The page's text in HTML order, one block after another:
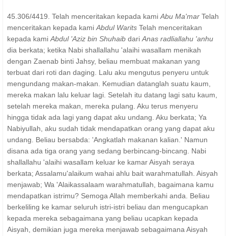
45.306/4419. Telah menceritakan kepada kami Abu Ma'mar Telah
menceritakan kepada kami Abdul Warits Telah menceritakan
kepada kami Abdul 'Aziz bin Shuhaib dari Anas radliallahu 'anhu
dia berkata; ketika Nabi shallallahu 'alaihi wasallam menikah
dengan Zaenab binti Jahsy, beliau membuat makanan yang
terbuat dari roti dan daging. Lalu aku mengutus penyeru untuk
mengundang makan-makan. Kemudian datanglah suatu kaum,
mereka makan lalu keluar lagi. Setelah itu datang lagi satu kaum,
setelah mereka makan, mereka pulang. Aku terus menyeru
hingga tidak ada lagi yang dapat aku undang. Aku berkata; Ya
Nabiyullah, aku sudah tidak mendapatkan orang yang dapat aku
undang. Beliau bersabda: 'Angkatlah makanan kalian.' Namun
disana ada tiga orang yang sedang berbincang-bincang. Nabi
shallallahu 'alaihi wasallam keluar ke kamar Aisyah seraya
berkata; Assalamu'alaikum wahai ahlu bait warahmatullah. Aisyah
menjawab; Wa 'Alaikassalaam warahmatullah, bagaimana kamu
mendapatkan istrimu? Semoga Allah memberkahi anda. Beliau
berkeliling ke kamar seluruh istri-istri beliau dan mengucapkan
kepada mereka sebagaimana yang beliau ucapkan kepada
Aisyah, demikian juga mereka menjawab sebagaimana Aisyah